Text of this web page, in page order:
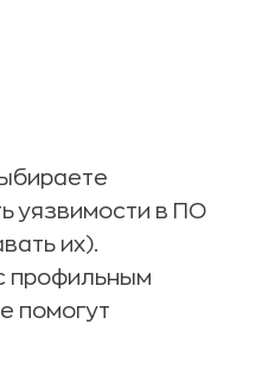
уязвимости в ПО
их).
профильным
помогут